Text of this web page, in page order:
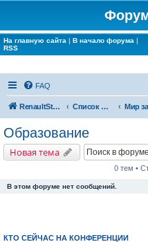
На главную сайта | В начало форума |
RSS
FAQ
RenaultStory Список форумов
Образование
Новая тема
0 тем •
В этом форуме нет сообщений.
КТО СЕЙЧАС НА КОНФЕРЕНЦИИ